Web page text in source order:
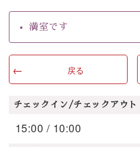
満室です
戻る
チェックイン/チェックアウト
15:00 / 10:00